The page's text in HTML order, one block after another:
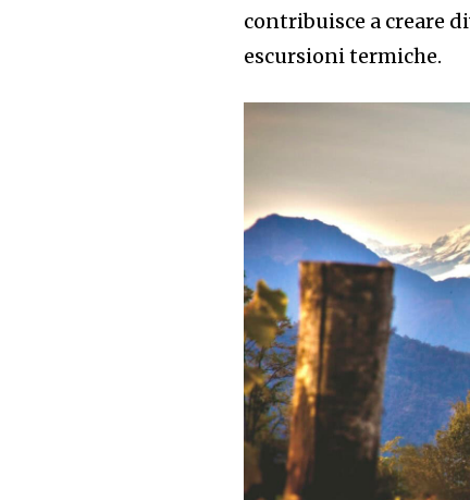
contribuisce a creare
escursioni termiche.